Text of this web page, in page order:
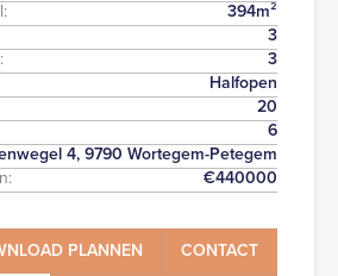
394m²
3
3
Halfopen
20
6
4, 9790 Wortegem-Petegem
€440000
PLANNEN
CONTACT